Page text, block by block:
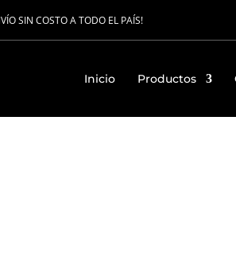
SIN COSTO A TODO EL PAÍS!
Inicio Productos